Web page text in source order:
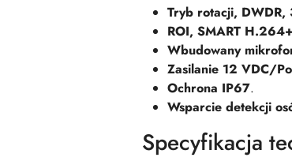
Tryb rotacji, DWDR,
ROI, SMART
Wbudowany
Zasilanie 12 VDC/
Ochrona IP67.
Wsparcie detekcji
Specyfikacja